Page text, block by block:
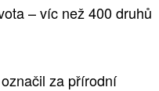
– víc než 400 druhů
za přírodní